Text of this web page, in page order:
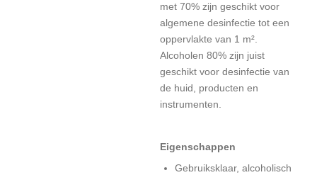
met 70% zijn geschikt voor
algemene desinfectie tot een
oppervlakte van 1 m².
Alcoholen 80% zijn juist
geschikt voor desinfectie van
de huid, producten en
instrumenten.
Eigenschappen
Gebruiksklaar, alcoholisch